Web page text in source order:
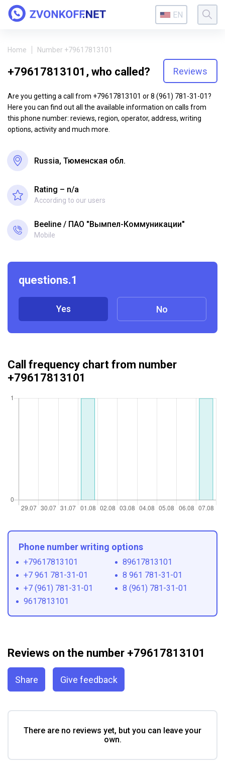
EN
Home Number +79617813101
+79617813101, who called? Reviews
Are you getting a call from +79617813101 or 8 (961) 781-31-01?
Here you can find out all the available information on calls from
this phone number: reviews, region, operator, address, writing
options, activity and much more.
Russia, Тюменская обл.
Rating – n/a
According to our users
Beeline ПАО "Вымпел-Коммуникации"
Mobile
questions.1
Yes No
Call frequency chart from number
+79617813101
Phone number writing options
+79617813101
89617813101
+7 961 781-31-01
8 961 781-31-01
+7 (961) 781-31-01
8 (961) 781-31-01
9617813101
Reviews on the number +79617813101
Share Give feedback
There are no reviews yet, but you can leave your
own.